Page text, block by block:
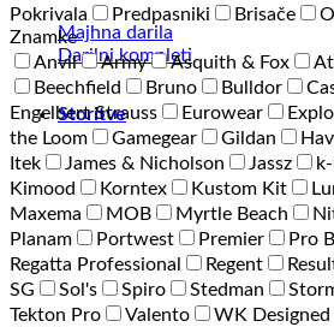
Majhna darila
Darilni kompleti
Storitve
Pokrivala
Predpasniki Brisače
Znamke
Anvil
Army Asquith & Fox
Beechfield
Bruno Bulldor
Engelbert Strauss
Eurowear
the Loom
Gamegear Gildan
Itek
James & Nicholson Jassz
Kimood
Korntex Kustom Kit
Maxema
MOB Myrtle Beach
Planam
Portwest Premier Pro
Regatta Professional
Regent
SG
Sol's Spiro Stedman
Tekton Pro
Valento WK